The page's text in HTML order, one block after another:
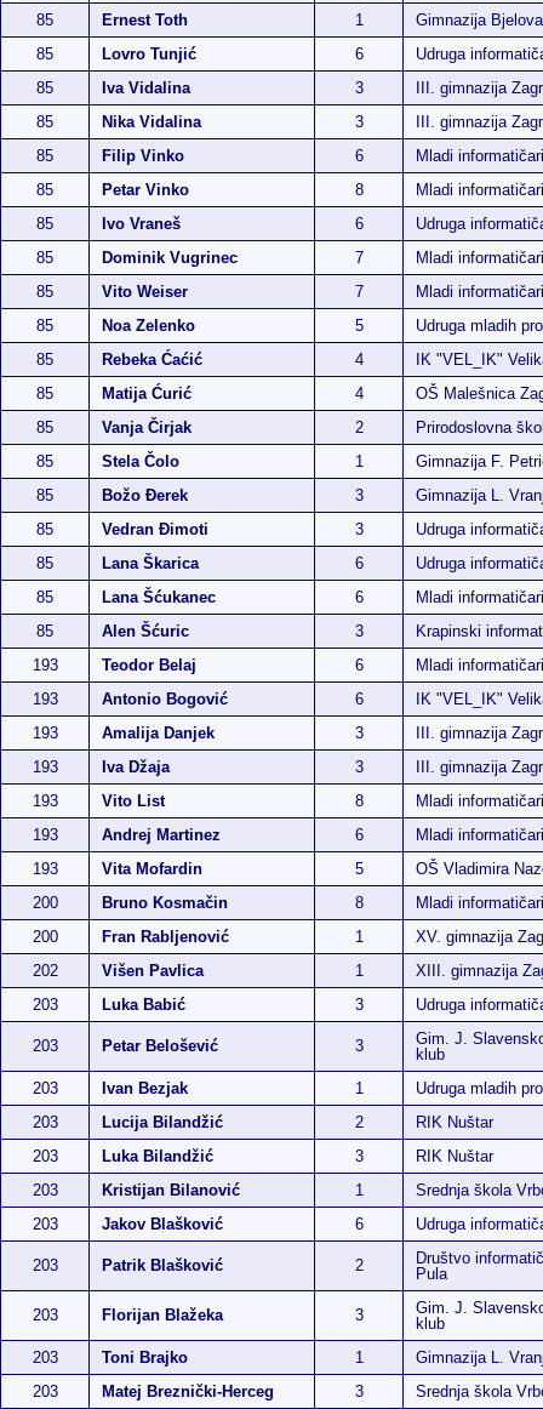
85
Ernest Toth 1
Gimnazija
85
Lovro Tunjić 6
Udruga
85
Iva Vidalina 3
III. gimnazija
85
Nika Vidalina 3
III. gimnazija
85
Filip Vinko 6
Mladi
85
Petar Vinko 8
Mladi
85
Ivo Vraneš 6
Udruga
85
Dominik Vugrinec 7
Mladi
85
Vito Weiser 7
Mladi
85
Noa Zelenko 5
Udruga mladih
85
Rebeka Ćaćić 4
IK "VEL_IK"
85
Matija Ćurić 4
OŠ Malešnica
85
Vanja Čirjak 2
Prirodoslovna
85
Stela Čolo 1
Gimnazija F.
85
Božo Đerek 3
Gimnazija L.
85
Vedran Đimoti 3
Udruga
85
Lana Škarica 6
Udruga
85
Lana Šćukanec 6
Mladi
85
Alen Šćuric 3
Krapinski
193
Teodor Belaj 6
Mladi
193
Antonio Bogović 6
IK "VEL_IK"
193
Amalija Danjek 3
III. gimnazija
193
Iva Džaja 3
III. gimnazija
193
Vito List 8
Mladi
193
Andrej Martinez 6
Mladi
193
Vita Mofardin 5
OŠ Vladimira
200
Bruno Kosmačin 8
Mladi
200
Fran Rabljenović 1
XV. gimnazija
202
Višen Pavlica 1
XIII. gimnazija
203
Luka Babić 3 Udruga
203 Petar Belošević 3
Gim. J.
klub
203
Ivan Bezjak 1
Udruga mladih
203
Lucija Bilandžić 2
RIK Nuštar
203
Luka Bilandžić 3
RIK Nuštar
203
Kristijan Bilanović 1
Srednja škola
203
Jakov Blašković 6 Udruga
203 Patrik Blašković 2
Društvo
Pula
203 Florijan Blažeka 3
Gim. J.
klub
203
Toni Brajko 1
Gimnazija L.
203
Matej Breznički-Herceg 3
Srednja škola